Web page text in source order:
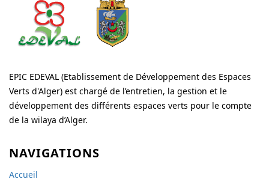
EPIC EDEVAL (Etablissement de Développement des Espaces
Verts d'Alger) est chargé de l’entretien, la gestion et le
développement des différents espaces verts pour le compte
de la wilaya d’Alger.
NAVIGATIONS
Accueil